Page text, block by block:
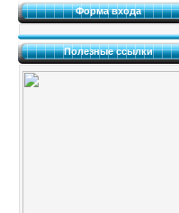
Форма входа
Полезные ссылки